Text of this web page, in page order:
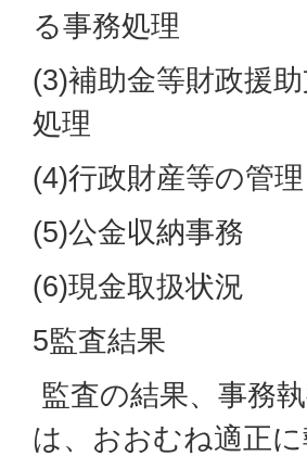
る事務処理
(3)補助金等財政援
処理
(4)行政財産等の管理
(5)公金収納事務
(6)現金取扱状況
5監査結果
監査の結果、事務
は、おおむね適正